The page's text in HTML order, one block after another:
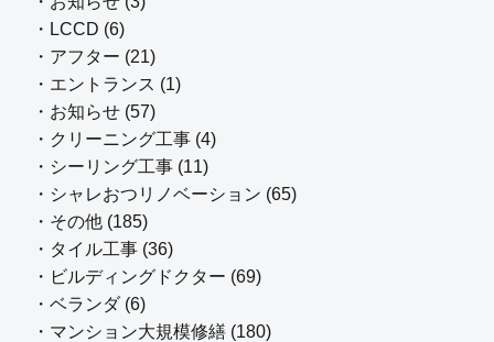
・LCCD (6)
・アフター (21)
・エントランス (1)
・お知らせ (57)
・クリーニング工事 (4)
・シーリング工事 (11)
・シャレおつリノベーション (65)
・その他 (185)
・タイル工事 (36)
・ビルディングドクター (69)
・ベランダ (6)
・マンション大規模修繕 (180)